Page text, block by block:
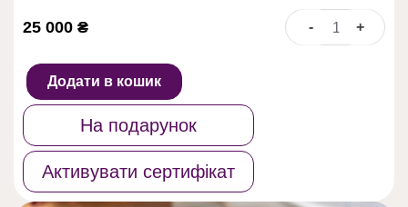
25 000 ₴ -
ОНЛАЙН
+
Додати в кошик
На подарунок
Активувати сертифікат